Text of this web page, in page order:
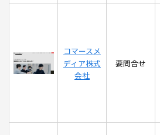
コマースメ
ディア株式
会社
要問合せ